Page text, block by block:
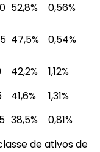
52,8%
0,56%
47,5%
0,54%
42,2%
1,12%
41,6%
1,31%
38,5%
0,81%
de ativos de